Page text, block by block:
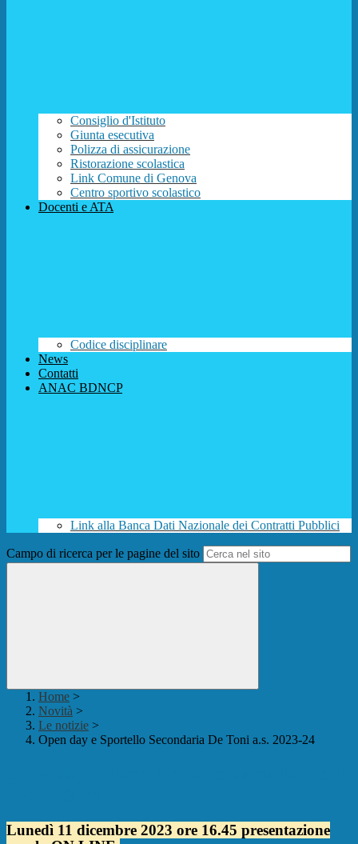
Consiglio d'Istituto
Giunta esecutiva
Polizza di assicurazione
Ristorazione scolastica
Link Comune di Genova
Centro sportivo scolastico
Docenti e ATA
Codice disciplinare
News
Contatti
ANAC BDNCP
Link alla Banca Dati Nazionale dei Contratti Pubblici
Campo di ricerca per le pagine del sito
Home >
Novità >
Le notizie >
Open day e Sportello Secondaria De Toni a.s. 2023-24
Lunedì 11 dicembre 2023 ore 16.45 presentazione